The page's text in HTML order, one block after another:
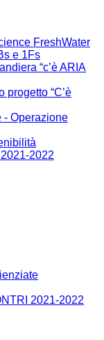
FreshWater
e 1Fs
“c’è ARIA
progetto “C’è
- Operazione
2022
2021-2022